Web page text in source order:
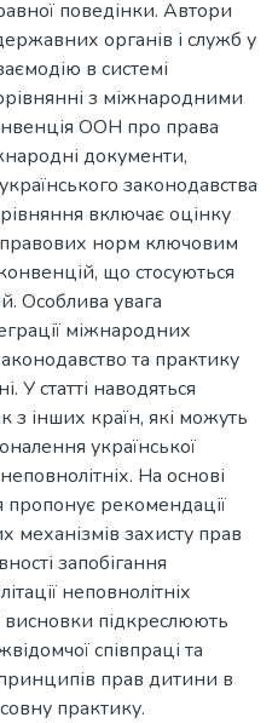
поведінки. Автори
органів і служб у
в системі
з міжнародними
ООН про права
документи,
законодавства
включає оцінку
правових норм ключовим
що стосуються
Особлива увага
міжнародних
та практику
У статті наводяться
з інших країн, які можуть
української
На основі
пропонує рекомендації
захисту прав
запобігання
неповнолітніх
підкреслюють
співпраці та
прав дитини в
практику.